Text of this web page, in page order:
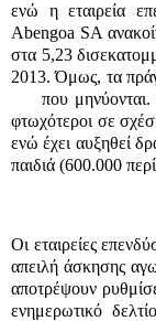
ενώ η εταιρεία
Abengoa SA
στα 5,23
2013. Όμως, τα
που
φτωχότεροι σε
ενώ έχει αυξηθεί
παιδιά (600.000
Οι εταιρείες
απειλή άσκησης
αποτρέψουν
ενημερωτικό